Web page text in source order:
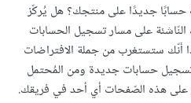
جديدًا على منتجك؟ هل يُركّز
على مسار تسجيل الحسابات
أنّك ستستغرب من جملة الافتراضات
حسابات جديدة ومن المُحتمل
على هذه الصّفحات أي أحد في فريقك.